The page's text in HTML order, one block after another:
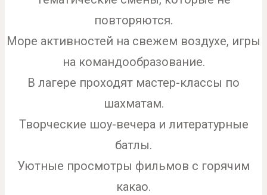
повторяются.
Море активностей на свежем воздухе, игры
на командообразование.
В лагере проходят мастер-классы по
шахматам.
Творческие шоу-вечера и литературные
батлы.
Уютные просмотры фильмов с горячим
какао.